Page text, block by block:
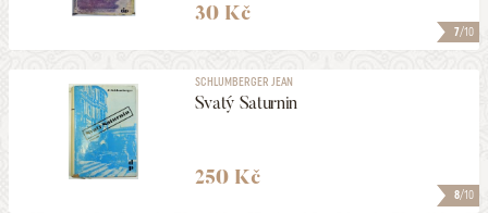
7/10
30 Kč
8/10
SCHLUMBERGER JEAN
Svatý Saturnin
250 Kč